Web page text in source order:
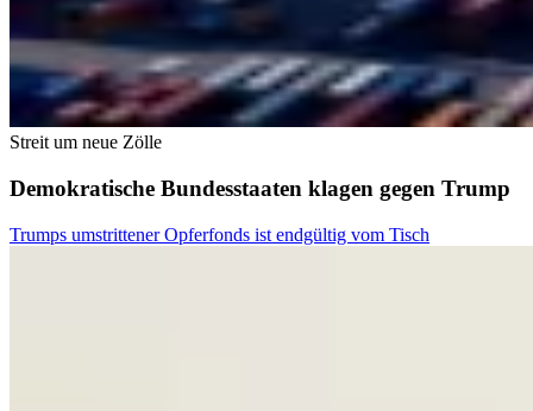
Streit um neue Zölle
Demokratische Bundesstaaten klagen gegen Trump
Trumps umstrittener Opferfonds ist endgültig vom Tisch